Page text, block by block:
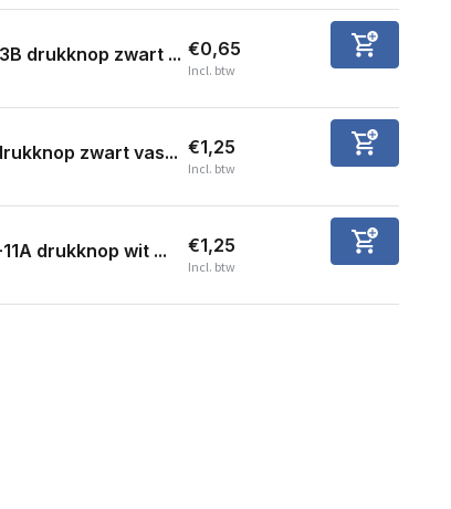
drukknop zwart ... €0,65
Incl. btw
zwart vas... €1,25
Incl. btw
11A drukknop wit ... €1,25
Incl. btw